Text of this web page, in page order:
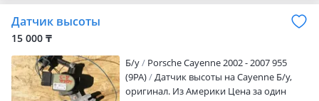
Датчик высоты
15 000 ₸
Б/y
Porsche Cayenne 2002 - 2007 955
(9PA)
Датчик высоты на Cayenne Б/у,
оригинал. Из Америки Цена за один